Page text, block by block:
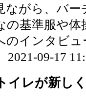
ながら、バ
の基準服や
のインタビ
2021-09-17
イレが新し